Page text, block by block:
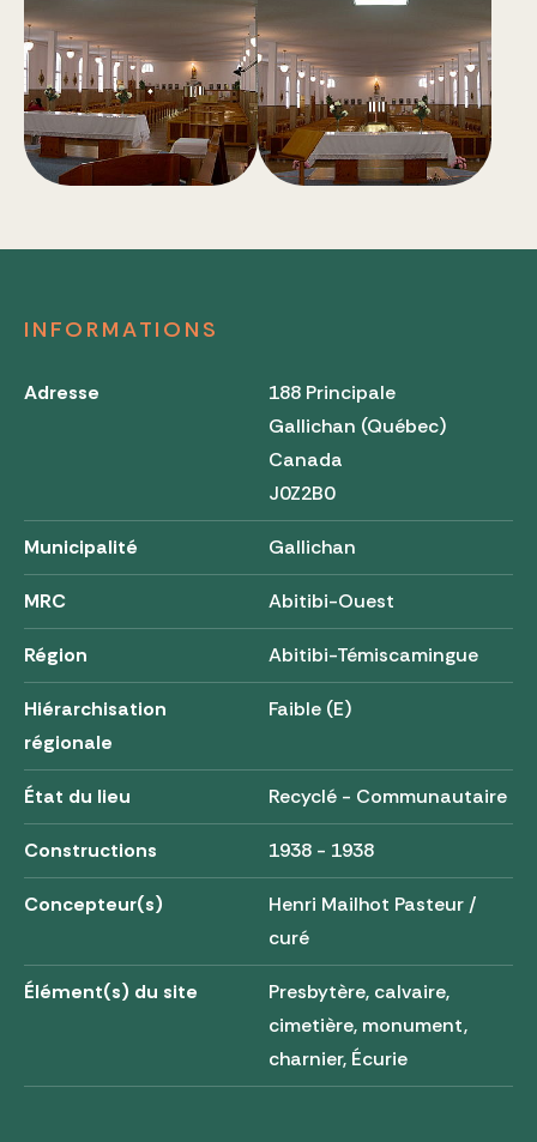
INFORMATIONS
Adresse
188 Principale
Gallichan (Québec)
Canada
J0Z2B0
Municipalité Gallichan
MRC Abitibi-Ouest
Région Abitibi-Témiscamingue
Hiérarchisation
régionale
Faible (E)
État du lieu Recyclé - Communautaire
Constructions 1938 - 1938
Concepteur(s)
Henri Mailhot Pasteur /
curé
Élément(s) du site
Presbytère, calvaire,
cimetière, monument,
charnier, Écurie